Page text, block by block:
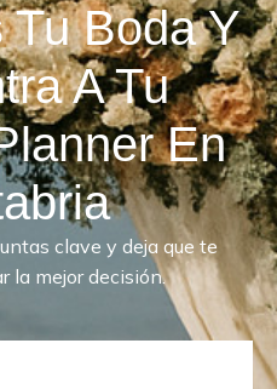
Tu Boda Y
A Tu
En
clave y deja que te
la mejor decisión.